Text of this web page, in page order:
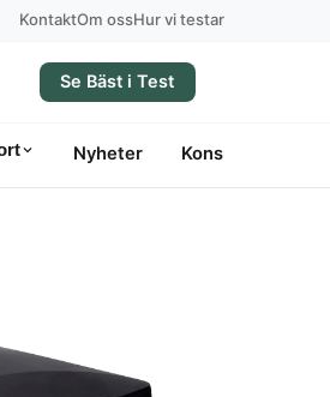
KontaktOm ossHur vi testar
Se Bäst i Test
Nyheter